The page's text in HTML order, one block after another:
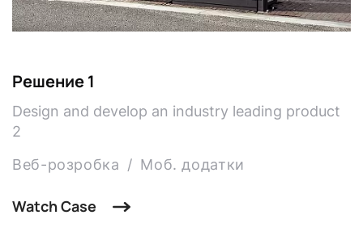
Решение 1
Design and develop an industry leading product
2
Веб-розробка
Моб. додатки
Watch Case